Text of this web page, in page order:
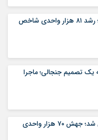
شوک به بورس تهران؛ رشد ۸۱ هزار واحدی شاخص
یک تصمیم جنجالی؛ ماجرا
بورس تهران سبزپوش شد؛ جهش ۷۰ هزار واحدی